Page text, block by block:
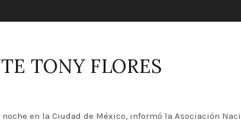
TONY FLORES
en la Ciudad de México, informó la Asociación